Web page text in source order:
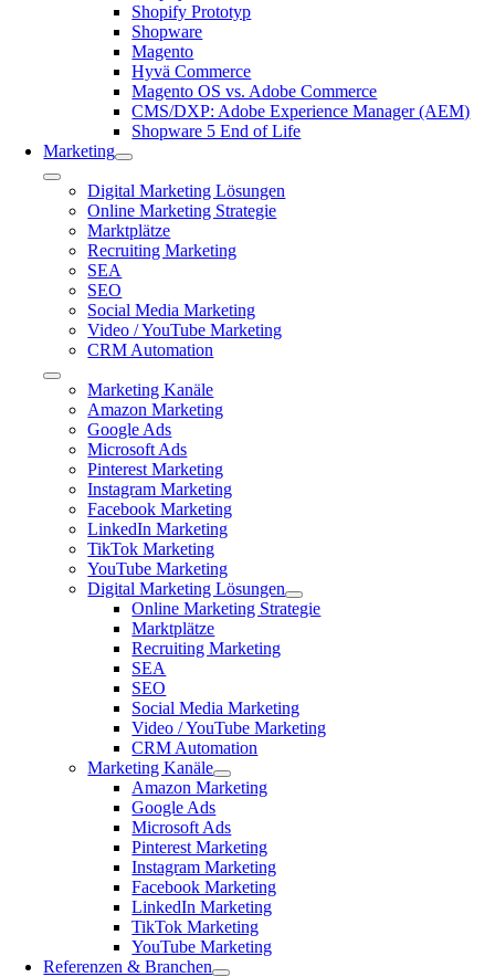
Shopify Prototyp
Shopware
Magento
Hyvä Commerce
Magento OS vs. Adobe Commerce
CMS/DXP: Adobe Experience Manager (AEM)
Shopware 5 End of Life
Marketing
Toggle
Navigation
Digital Marketing Lösungen
Online Marketing Strategie
Marktplätze
Recruiting Marketing
SEA
SEO
Social Media Marketing
Video / YouTube Marketing
CRM Automation
Toggle
Navigation
Marketing Kanäle
Amazon Marketing
Google Ads
Microsoft Ads
Pinterest Marketing
Instagram Marketing
Facebook Marketing
LinkedIn Marketing
TikTok Marketing
YouTube Marketing
Digital Marketing Lösungen
Online Marketing Strategie
Marktplätze
Recruiting Marketing
SEA
SEO
Social Media Marketing
Video / YouTube Marketing
CRM Automation
Marketing Kanäle
Amazon Marketing
Google Ads
Microsoft Ads
Pinterest Marketing
Instagram Marketing
Facebook Marketing
LinkedIn Marketing
TikTok Marketing
YouTube Marketing
Referenzen & Branchen